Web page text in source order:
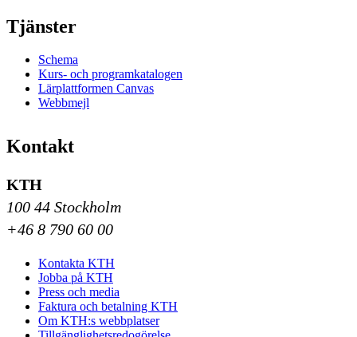
Tjänster
Schema
Kurs- och programkatalogen
Lärplattformen Canvas
Webbmejl
Kontakt
KTH
100 44 Stockholm
+46 8 790 60 00
Kontakta KTH
Jobba på KTH
Press och media
Faktura och betalning KTH
Om KTH:s webbplatser